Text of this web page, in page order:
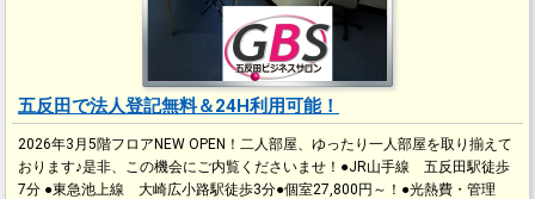
五反田で法人登記無料＆24H利用可能！
2026年3月5階フロアNEW OPEN！二人部屋、ゆったり一人部屋を取り揃えて
おります♪是非、この機会にご内覧くださいませ！●JR山手線 五反田駅徒歩
7分 ●東急池上線 大崎広小路駅徒歩3分●個室27,800円～！●光熱費・管理